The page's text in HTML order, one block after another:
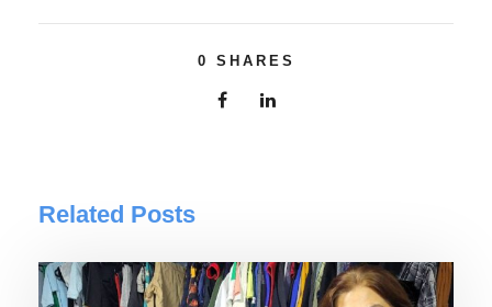
0 SHARES
Related Posts